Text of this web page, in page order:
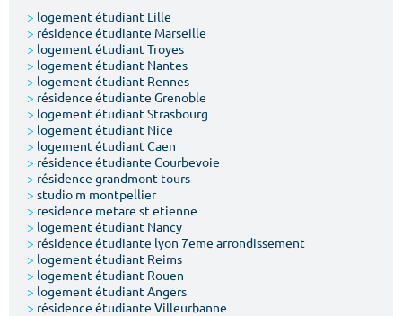
> logement étudiant Lille
> résidence étudiante Marseille
> logement étudiant Troyes
> logement étudiant Nantes
> logement étudiant Rennes
> résidence étudiante Grenoble
> logement étudiant Strasbourg
> logement étudiant Nice
> logement étudiant Caen
> résidence étudiante Courbevoie
> résidence grandmont tours
> studio m montpellier
> residence metare st etienne
> logement étudiant Nancy
> résidence étudiante lyon 7eme arrondissement
> logement étudiant Reims
> logement étudiant Rouen
> logement étudiant Angers
> résidence étudiante Villeurbanne